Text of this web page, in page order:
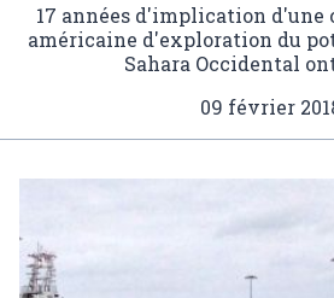
17 années d'implication d'une
américaine d'exploration du
Sahara Occidental
09 février